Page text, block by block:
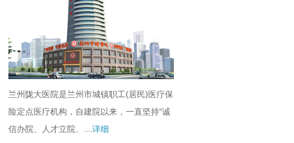
兰州陇大医院是兰州市城镇职工(居民)医疗保
险定点医疗机构，自建院以来，一直坚持“诚
信办院、人才立院、....详细